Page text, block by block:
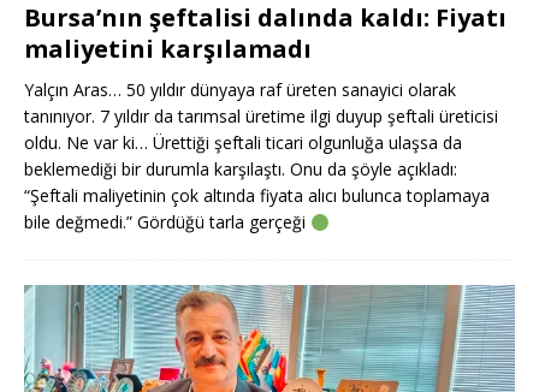
Bursa’nın şeftalisi dalında kaldı: Fiyatı
maliyetini karşılamadı
Yalçın Aras… 50 yıldır dünyaya raf üreten sanayici olarak
tanınıyor. 7 yıldır da tarımsal üretime ilgi duyup şeftali üreticisi
oldu. Ne var ki… Ürettiği şeftali ticari olgunluğa ulaşsa da
beklemediği bir durumla karşılaştı. Onu da şöyle açıkladı:
“Şeftali maliyetinin çok altında fiyata alıcı bulunca toplamaya
bile değmedi.” Gördüğü tarla gerçeği